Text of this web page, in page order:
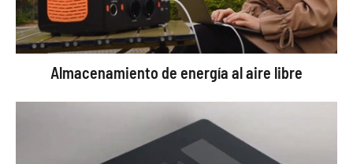
Almacenamiento de energía al aire libre